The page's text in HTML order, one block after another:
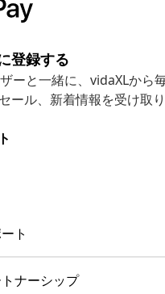
登録する
ーと一緒に、vidaXLから
ール、新着情報を受け取り
ト
ナーシップ